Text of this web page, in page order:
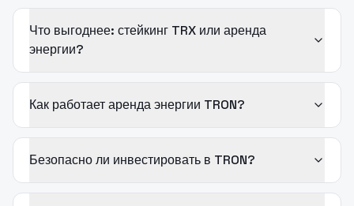
Что выгоднее: стейкинг TRX или аренда
энергии?
Как работает аренда энергии TRON?
Безопасно ли инвестировать в TRON?